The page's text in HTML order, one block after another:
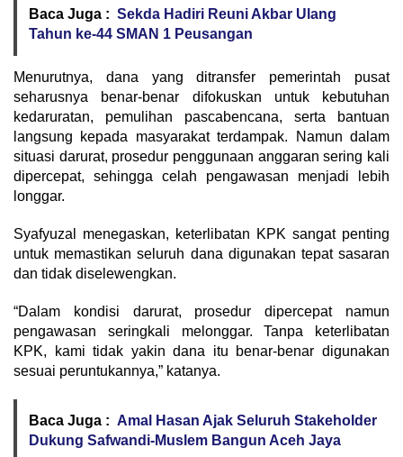
Baca Juga : Sekda Hadiri Reuni Akbar Ulang
Tahun ke-44 SMAN 1 Peusangan
Menurutnya, dana yang ditransfer pemerintah pusat
seharusnya benar-benar difokuskan untuk kebutuhan
kedaruratan, pemulihan pascabencana, serta bantuan
langsung kepada masyarakat terdampak. Namun dalam
situasi darurat, prosedur penggunaan anggaran sering kali
dipercepat, sehingga celah pengawasan menjadi lebih
longgar.
Syafyuzal menegaskan, keterlibatan KPK sangat penting
untuk memastikan seluruh dana digunakan tepat sasaran
dan tidak diselewengkan.
“Dalam kondisi darurat, prosedur dipercepat namun
pengawasan seringkali melonggar. Tanpa keterlibatan
KPK, kami tidak yakin dana itu benar-benar digunakan
sesuai peruntukannya,” katanya.
Baca Juga : Amal Hasan Ajak Seluruh Stakeholder
Dukung Safwandi-Muslem Bangun Aceh Jaya